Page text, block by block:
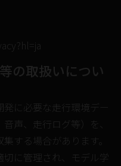
の取扱いについ
発に必要な走行環境デー
声、走行ログ等）を、
する場合があります。
切に管理され、モデル学